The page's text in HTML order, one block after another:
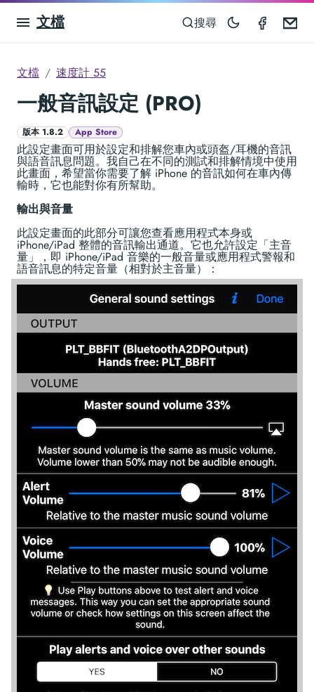
文檔 搜尋
文檔 速度計 55
一般音訊設定 (PRO)
版本 1.8.2 App Store
此設定畫面可用於設定和排解您車內或頭盔/耳機的音訊
與語音訊息問題。我自己在不同的測試和排解情境中使用
此畫面，希望當你需要了解 iPhone 的音訊如何在車內傳
輸時，它也能對你有所幫助。
輸出與音量
此設定畫面的此部分可讓您查看應用程式本身或
iPhone/iPad 整體的音訊輸出通道。它也允許設定「主音
量」，即 iPhone/iPad 音樂的一般音量或應用程式警報和
語音訊息的特定音量（相對於主音量）：